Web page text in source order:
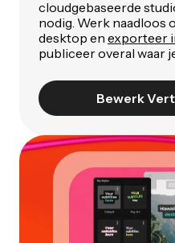
cloudgebaseerde
nodig. Werk naadloos
desktop en exporteer
publiceer overal waar
Bewerk